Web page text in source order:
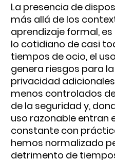
La presencia de
más allá de los
aprendizaje formal,
lo cotidiano de casi
tiempos de ocio, el
genera riesgos para
privacidad
menos controlados
de la seguridad y,
uso razonable entran
constante con
hemos normalizado
detrimento de